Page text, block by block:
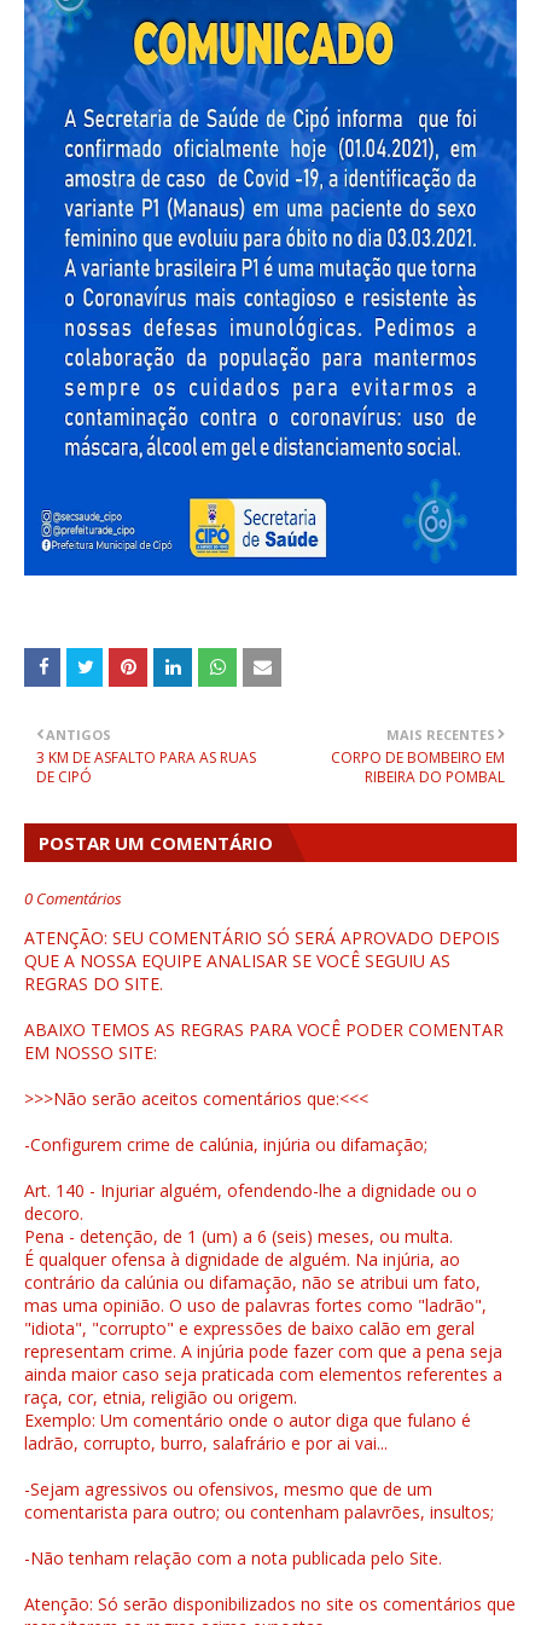
MAIS RECENTES
CORPO DE BOMBEIRO EM
RIBEIRA DO POMBAL
ANTIGOS
3 KM DE ASFALTO PARA AS RUAS
DE CIPÓ
POSTAR UM COMENTÁRIO
0 Comentários
ATENÇÃO: SEU COMENTÁRIO SÓ SERÁ APROVADO DEPOIS
QUE A NOSSA EQUIPE ANALISAR SE VOCÊ SEGUIU AS
REGRAS DO SITE.
ABAIXO TEMOS AS REGRAS PARA VOCÊ PODER COMENTAR
EM NOSSO SITE:
>>>Não serão aceitos comentários que:<<<
-Configurem crime de calúnia, injúria ou difamação;
Art. 140 - Injuriar alguém, ofendendo-lhe a dignidade ou o
decoro.
Pena - detenção, de 1 (um) a 6 (seis) meses, ou multa.
É qualquer ofensa à dignidade de alguém. Na injúria, ao
contrário da calúnia ou difamação, não se atribui um fato,
mas uma opinião. O uso de palavras fortes como "ladrão",
"idiota", "corrupto" e expressões de baixo calão em geral
representam crime. A injúria pode fazer com que a pena seja
ainda maior caso seja praticada com elementos referentes a
raça, cor, etnia, religião ou origem.
Exemplo: Um comentário onde o autor diga que fulano é
ladrão, corrupto, burro, salafrário e por ai vai...
-Sejam agressivos ou ofensivos, mesmo que de um
comentarista para outro; ou contenham palavrões, insultos;
-Não tenham relação com a nota publicada pelo Site.
Atenção: Só serão disponibilizados no site os comentários que